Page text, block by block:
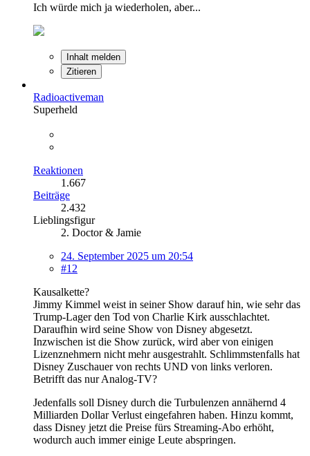
Ich würde mich ja wiederholen, aber...
Inhalt melden
Zitieren
Radioactiveman
Superheld
Reaktionen
1.667
Beiträge
2.432
Lieblingsfigur
2. Doctor & Jamie
24. September 2025 um 20:54
#12
Kausalkette?
Jimmy Kimmel weist in seiner Show darauf hin, wie sehr das
Trump-Lager den Tod von Charlie Kirk ausschlachtet.
Daraufhin wird seine Show von Disney abgesetzt.
Inzwischen ist die Show zurück, wird aber von einigen
Lizenznehmern nicht mehr ausgestrahlt. Schlimmstenfalls hat
Disney Zuschauer von rechts UND von links verloren.
Betrifft das nur Analog-TV?
Jedenfalls soll Disney durch die Turbulenzen annähernd 4
Milliarden Dollar Verlust eingefahren haben. Hinzu kommt,
dass Disney jetzt die Preise fürs Streaming-Abo erhöht,
wodurch auch immer einige Leute abspringen.